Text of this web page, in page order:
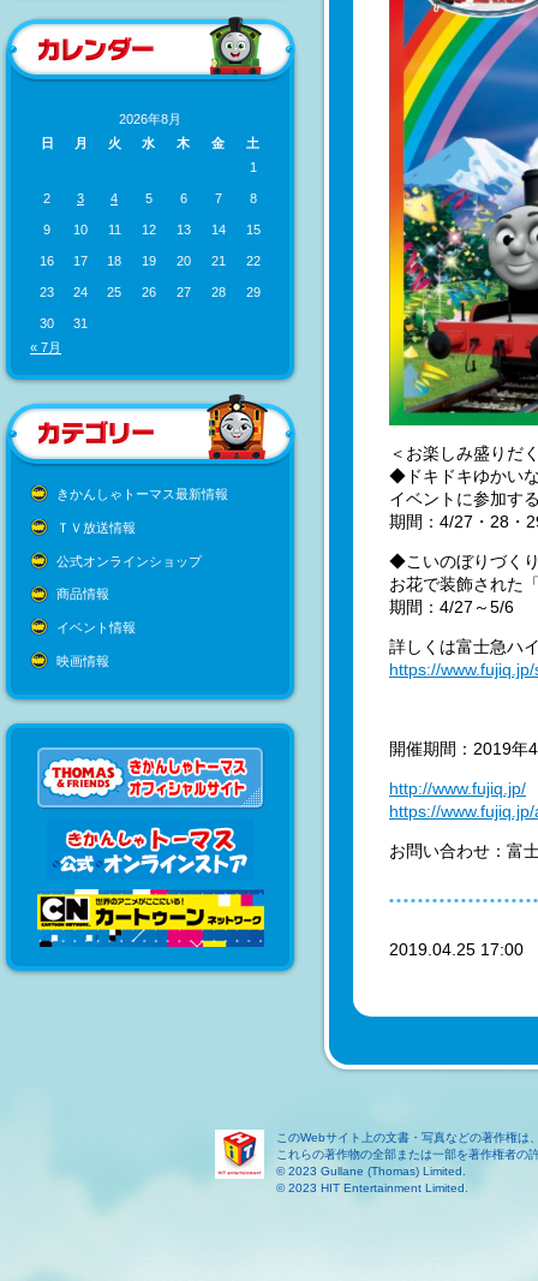
2026年8月
日
月 火 水 木 金
土
1
2 3 4 5 6 7 8
9 10 11 12 13 14 15
16 17 18 19 20 21 22
23 24 25 26 27 28 29
30
31
« 7月
きかんしゃトーマス最新情報
ＴＶ放送情報
公式オンラインショップ
商品情報
イベント情報
映画情報
＜お楽しみ盛りだ
◆ドキドキゆかい
イベントに参加す
期間：4/27・28・
◆こいのぼりづく
お花で装飾された
期間：4/27～5/6
詳しくは富士急ハ
https://
開催期間：2019年
http://www.fujiq.jp/
https://
お問い合わせ：富
2019.04.25
このWebサイト上の文書・写真などの著作権
これらの著作物の全部または一部を著作権者の
© 2023 Gullane (Thomas) Limited.
© 2023 HIT Entertainment Limited.